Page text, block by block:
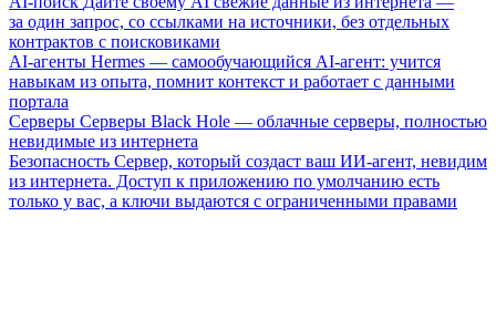
за один запрос, со ссылками на источники, без отдельных
контрактов с поисковиками
AI-агенты Hermes — самообучающийся AI-агент: учится
навыкам из опыта, помнит контекст и работает с данными
портала
Серверы Серверы Black Hole — облачные серверы, полностью
невидимые из интернета
Безопасность Сервер, который создаст ваш ИИ-агент, невидим
из интернета. Доступ к приложению по умолчанию есть
только у вас, а ключи выдаются с ограниченными правами